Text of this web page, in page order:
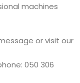
machines
or visit our
050 306